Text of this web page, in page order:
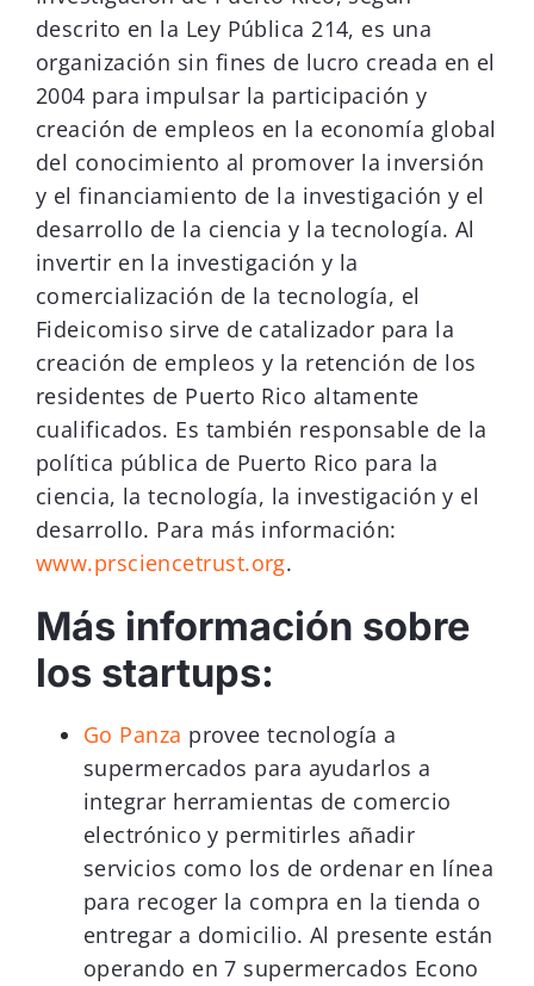
descrito en la Ley Pública 214, es una
organización sin fines de lucro creada en el
2004 para impulsar la participación y
creación de empleos en la economía global
del conocimiento al promover la inversión
y el financiamiento de la investigación y el
desarrollo de la ciencia y la tecnología. Al
invertir en la investigación y la
comercialización de la tecnología, el
Fideicomiso sirve de catalizador para la
creación de empleos y la retención de los
residentes de Puerto Rico altamente
cualificados. Es también responsable de la
política pública de Puerto Rico para la
ciencia, la tecnología, la investigación y el
desarrollo. Para más información:
www.prsciencetrust.org.
Más información sobre
los startups:
Go Panza provee tecnología a
supermercados para ayudarlos a
integrar herramientas de comercio
electrónico y permitirles añadir
servicios como los de ordenar en línea
para recoger la compra en la tienda o
entregar a domicilio. Al presente están
operando en 7 supermercados Econo